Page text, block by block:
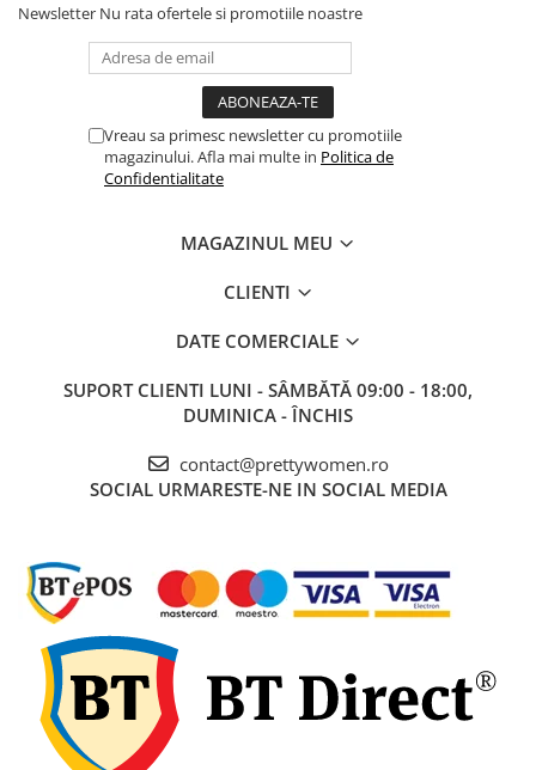
Newsletter Nu rata ofertele si promotiile noastre
Vreau sa primesc newsletter cu promotiile
magazinului. Afla mai multe in Politica de
Confidentialitate
MAGAZINUL MEU
CLIENTI
DATE COMERCIALE
SUPORT CLIENTI LUNI - SÂMBĂTĂ 09:00 - 18:00,
DUMINICA - ÎNCHIS
contact@prettywomen.ro
SOCIAL URMARESTE-NE IN SOCIAL MEDIA